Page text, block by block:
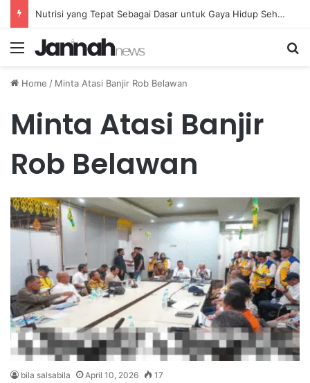
Nutrisi yang Tepat Sebagai Dasar untuk Gaya Hidup Sehat dan Berkelanjutan
Menu
Home / Minta Atasi Banjir Rob Belawan
Minta Atasi Banjir
Rob Belawan
bila salsabila April 10, 2026 17